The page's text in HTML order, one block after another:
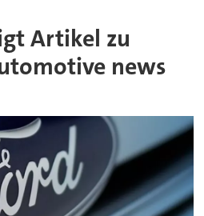
Artikel zu
news